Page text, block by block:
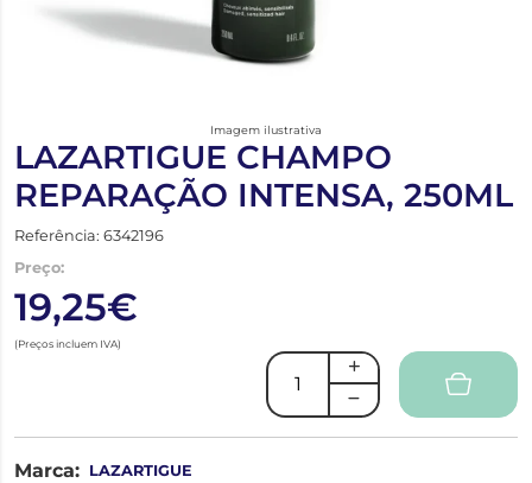
Imagem ilustrativa
LAZARTIGUE CHAMPO
REPARAÇÃO INTENSA, 250ML
Referência: 6342196
Preço:
19,25€
(Preços incluem IVA)
Marca: LAZARTIGUE